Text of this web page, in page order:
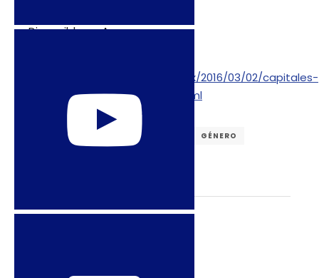
Disponible en Amazon.com
http://letraese.jornada.com.mx/2016/03/02/capitales-
queer-paris-1900-1940-6221.html
DERECHOS SEXUALES
GÉNERO